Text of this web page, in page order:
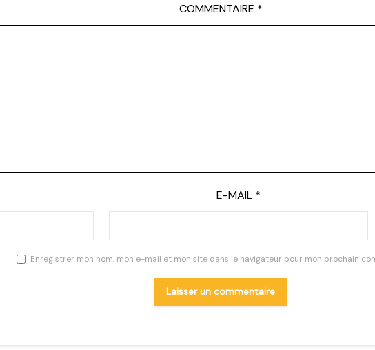
COMMENTAIRE *
E-MAIL *
Enregistrer mon nom, mon e-mail et mon site dans le navigateur pour mon prochain